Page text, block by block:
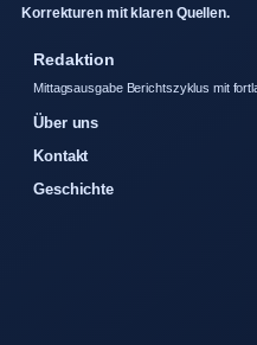
Korrekturen mit klaren Quellen.
Redaktion
Mittagsausgabe Berichtszyklus mit
Über uns
Kontakt
Geschichte